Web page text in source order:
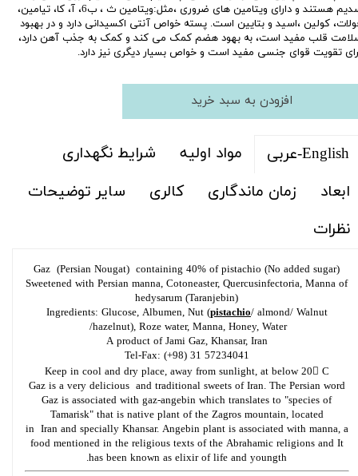
سدیم هستند و دارای ویتامین های ضروری ،مثل:ویتامین ث ، ب6، آ، کا، تیامین،
کولین ،اسید و بتایین است. پسته خواص آنتی اکسیدانی دارد و در بهبود
قلب مفید است‏، به بهود هضم کمک می کند و کمک به جذب آهن دارد،
تقویت قوای جنسی مفید است و خواص بسیار دیگری نیز دارد.
افزودن به سبد خرید
English-عربی مواد اولیه
شرایط نگهداری
ابعاد
زمان ماندگاری کالری
سایر توضیحات
نظرات
Gaz (Persian Nougat) containing 40% of pistachio (No added sugar)
Sweetened with Persian manna, Cotoneaster, Quercusinfectoria, Manna of
hedysarum (Taranjebin)
Ingredients: Glucose, Albumen, Nut (pistachio/ almond/ Walnut
/hazelnut), Roze water, Manna, Honey, Water
A product of Jami Gaz, Khansar, Iran
Tel-Fax: (+98) 31 57234041
Keep in cool and dry place, away from sunlight, at below 20 C
Gaz is a very delicious and traditional sweets of Iran. The Persian word
Gaz is associated with gaz-angebin which translates to "species of
Tamarisk" that is native plant of the Zagros mountain, located
in Iran and specially Khansar. Angebin plant is associated with manna, a
food mentioned in the religious texts of the Abrahamic religions and It
has been known as elixir of life and youngth.